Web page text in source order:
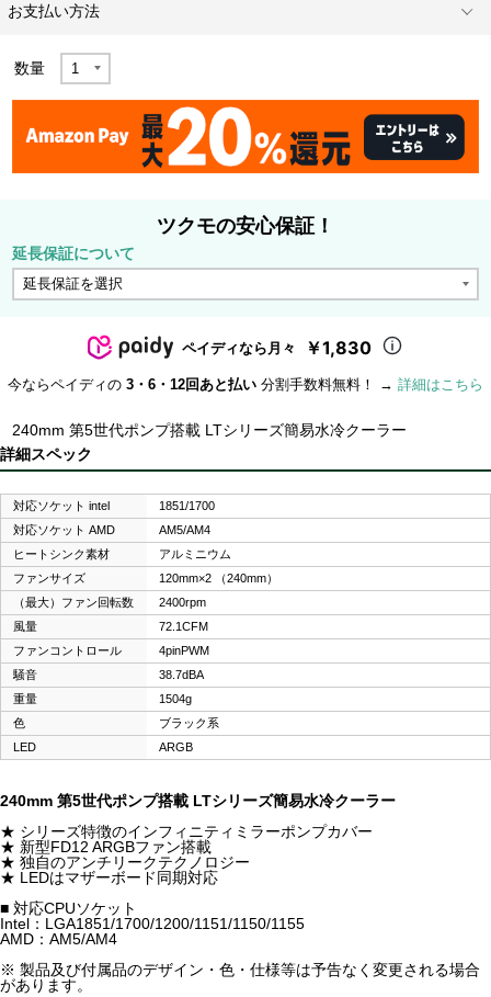
お支払い方法
数量
ツクモの安心保証！
延長保証について
ペイディなら月々 ￥1,830
今ならペイディの 3・6・12回あと払い 分割手数料無料！ → 詳細はこちら
240mm 第5世代ポンプ搭載 LTシリーズ簡易水冷クーラー
詳細スペック
対応ソケット intel
1851/1700
対応ソケット AMD
AM5/AM4
ヒートシンク素材
アルミニウム
ファンサイズ
120mm×2 （240mm）
（最大）ファン回転数
2400rpm
風量
72.1CFM
ファンコントロール
4pinPWM
騒音
38.7dBA
重量
1504g
色
ブラック系
LED
ARGB
240mm 第5世代ポンプ搭載 LTシリーズ簡易水冷クーラー
★ シリーズ特徴のインフィニティミラーポンプカバー
★ 新型FD12 ARGBファン搭載
★ 独自のアンチリークテクノロジー
★ LEDはマザーボード同期対応
■ 対応CPUソケット
Intel：LGA1851/1700/1200/1151/1150/1155
AMD：AM5/AM4
※ 製品及び付属品のデザイン・色・仕様等は予告なく変更される場合
があります。